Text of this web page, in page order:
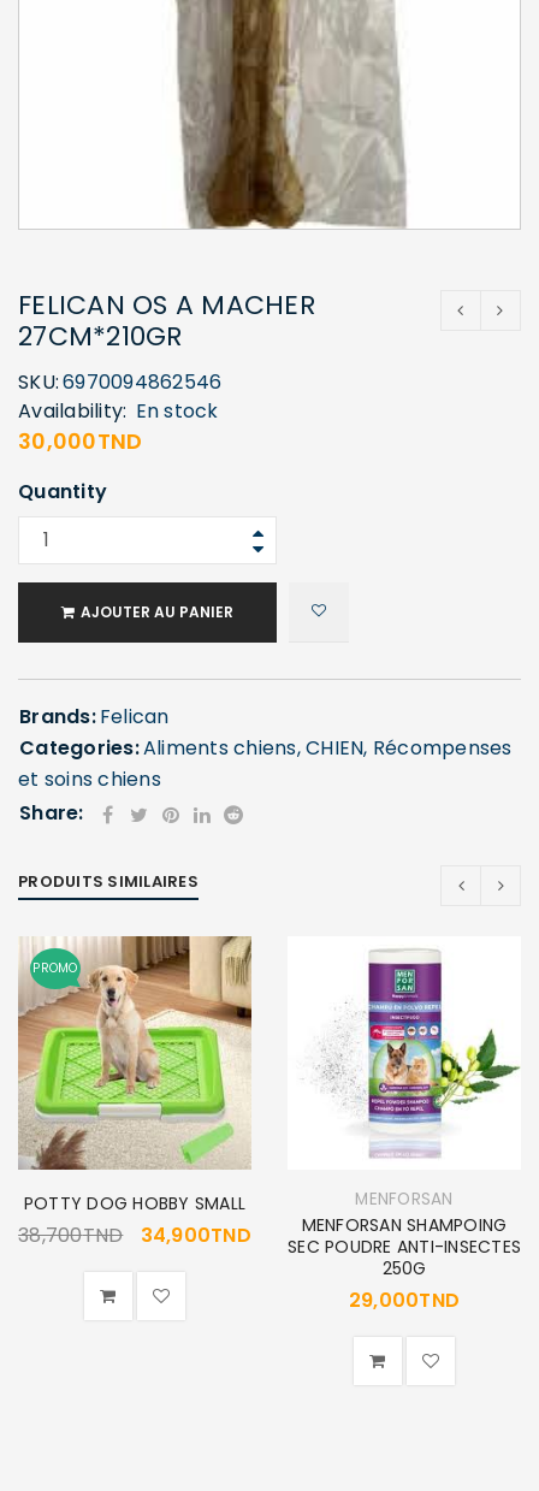
FELICAN OS A MACHER
27CM*210GR
SKU:6970094862546
Availability: En stock
30,000TND
Quantity
AJOUTER AU PANIER
Brands:Felican
Categories:Aliments chiens,CHIEN, Récompenses
et soins chiens
Share:
PRODUITS SIMILAIRES
PROMO
POTTY DOG HOBBY SMALL
38,700TND 34,900TND
MENFORSAN
MENFORSAN SHAMPOING
SEC POUDRE ANTI-INSECTES
250G
29,000TND